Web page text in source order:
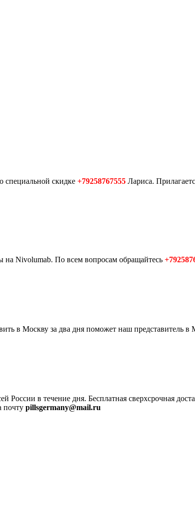
специальной скидке +79258767555 Лариса.
Nivolumab. По всем вопросам обращайтесь
в Москву за два дня поможет наш представитель в
России в течение дня. Бесплатная сверхсрочная
почту pillsgermany@mail.ru